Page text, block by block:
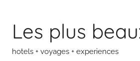
contenu
Les plus
hotels + voyages + experiences